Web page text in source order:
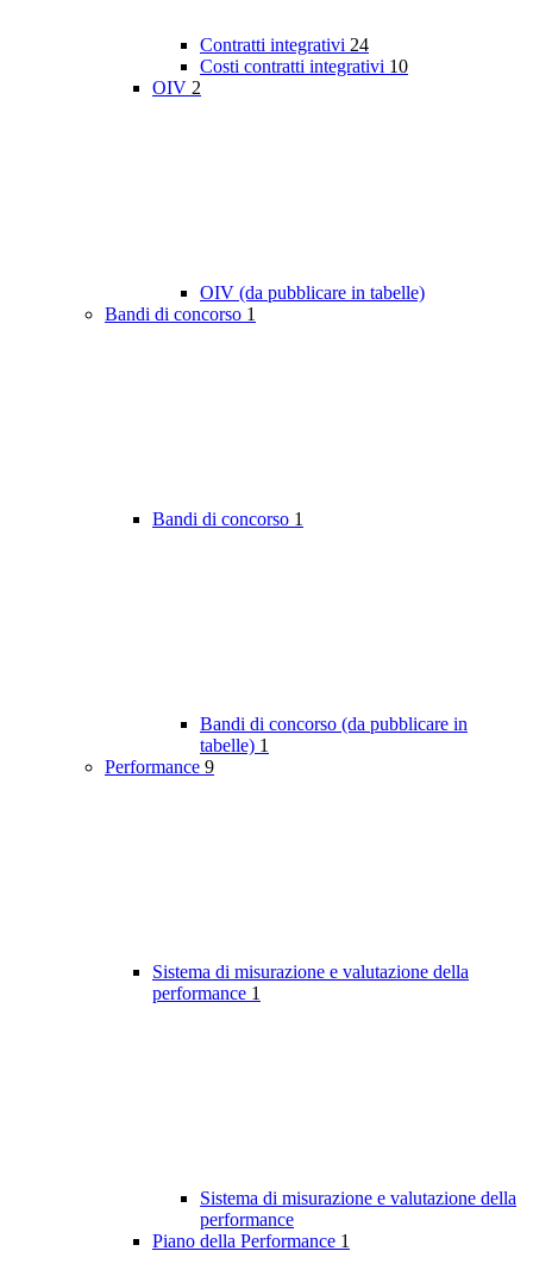
Contratti integrativi 24
Costi contratti integrativi 10
OIV 2
OIV (da pubblicare in tabelle)
Bandi di concorso 1
Bandi di concorso 1
Bandi di concorso (da pubblicare in
tabelle) 1
Performance 9
Sistema di misurazione e valutazione della
performance 1
Sistema di misurazione e valutazione della
performance
Piano della Performance 1